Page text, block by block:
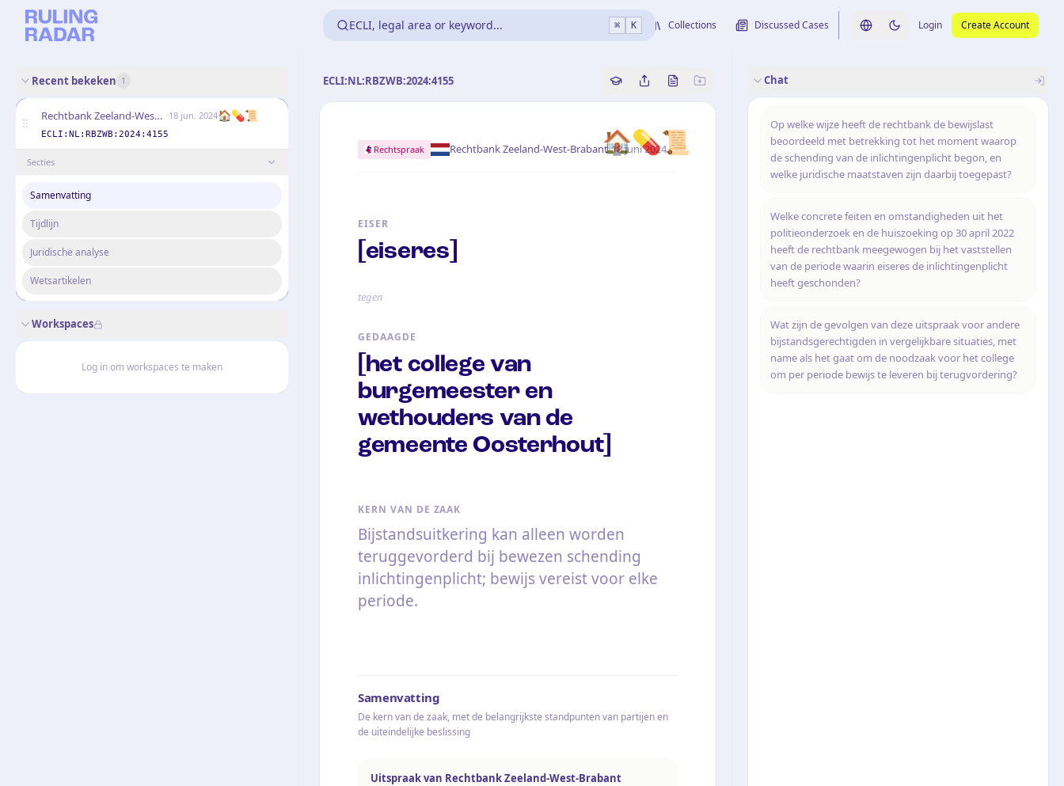
ECLI, legal area or keyword... ⌘ K Collections Discussed Cases Switch language
Switch to dark theme
Login Create Account
Recent bekeken 1
Rechtbank Zeeland-West-Brabant ·18 jun. 2024🏠💊📜
ECLI:NL:RBZWB:2024:4155
Secties
Samenvatting
Tijdlijn
Juridische analyse
Wetsartikelen
Workspaces
Log in om workspaces te maken
ECLI:NL:RBZWB:2024:4155 Copy source reference
Share this analysis
Bekijk originele uitspraak
🏠💊📜
Rechtspraak Rechtbank Zeeland-West-Brabant·18 juni 2024
EISER
[eiseres]
tegen
GEDAAGDE
[het college van
burgemeester en
wethouders van de
gemeente Oosterhout]
KERN VAN DE ZAAK
Bijstandsuitkering kan alleen worden
teruggevorderd bij bewezen schending
inlichtingenplicht; bewijs vereist voor elke
periode.
Samenvatting
De kern van de zaak, met de belangrijkste standpunten van partijen en
de uiteindelijke beslissing
Uitspraak van Rechtbank Zeeland-West-Brabant
Chat
Op welke wijze heeft de rechtbank de bewijslast
beoordeeld met betrekking tot het moment waarop
de schending van de inlichtingenplicht begon, en
welke juridische maatstaven zijn daarbij toegepast?
Welke concrete feiten en omstandigheden uit het
politieonderzoek en de huiszoeking op 30 april 2022
heeft de rechtbank meegewogen bij het vaststellen
van de periode waarin eiseres de inlichtingenplicht
heeft geschonden?
Wat zijn de gevolgen van deze uitspraak voor andere
bijstandsgerechtigden in vergelijkbare situaties, met
name als het gaat om de noodzaak voor het college
om per periode bewijs te leveren bij terugvordering?